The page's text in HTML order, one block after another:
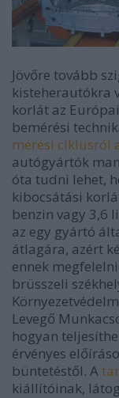
Jövőre tovább
kisteherautókra
korlát az
bemérési
mérési ciklusról
autógyártók
óta tudni lehet,
kibocsátási
benzin vagy 3,6
az egy gyártó
átlagára, azért
ennek
brüsszeli
Levegő
hogyan
érvényes
büntetéstől. A
kiállítóinak,